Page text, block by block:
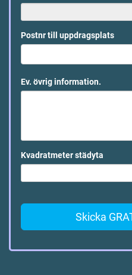
Postnr till uppdragsplats
Ev. övrig information.
Kvadratmeter städyta
Skicka